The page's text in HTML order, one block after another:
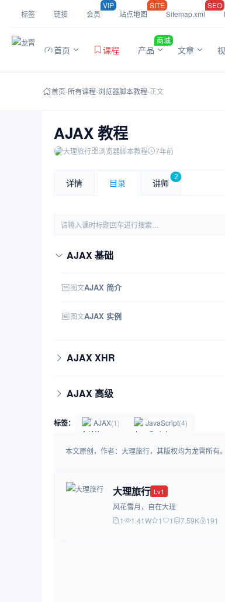
标签 链接 会员
VIP
站点地图
SITE
Sitemap.xml
SEO
首页 课程 产品
商城
文章
首页-所有课程-浏览器脚本教程-正文
AJAX 教程
大理旅行 浏览器脚本教程 7年前
详情 目录 讲师
2
请输入课时标题回车进行搜索…
AJAX 基础
图文AJAX 简介
图文AJAX 实例
AJAX XHR
AJAX 高级
标签： AJAX(1) JavaScript(4)
本文原创，作者：大理旅行，其版权均为龙霄所有
大理旅行 Lv1
风花雪月，自在大理
1
1.41W 1 1 7.59K 191